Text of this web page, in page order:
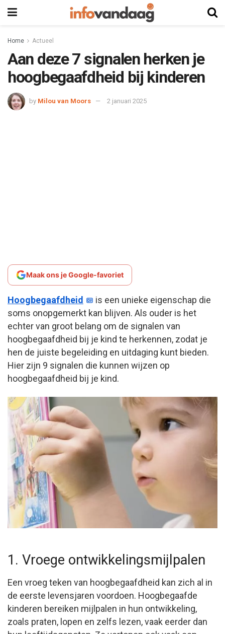
Home Actueel
Aan deze 7 signalen herken je
hoogbegaafdheid bij kinderen
by Milou van Moors 2 januari 2025
Maak ons je Google-favoriet
Hoogbegaafdheid
is een unieke eigenschap die
soms onopgemerkt kan blijven. Als ouder is het
echter van groot belang om de signalen van
hoogbegaafdheid bij je kind te herkennen, zodat je
hen de juiste begeleiding en uitdaging kunt bieden.
Hier zijn 9 signalen die kunnen wijzen op
hoogbegaafdheid bij je kind.
1. Vroege ontwikkelingsmijlpalen
Een vroeg teken van hoogbegaafdheid kan zich al in
de eerste levensjaren voordoen. Hoogbegaafde
kinderen bereiken mijlpalen in hun ontwikkeling,
zoals praten, lopen en zelfs lezen, vaak eerder dan